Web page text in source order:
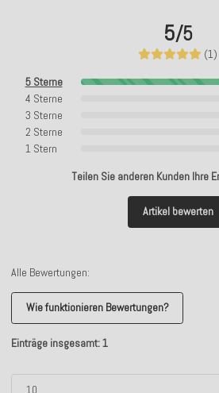
5/5
(1)
5 Sterne
4 Sterne
3 Sterne
2 Sterne
1 Stern
Teilen Sie anderen Kunden Ihre
Artikel bewerten
Alle Bewertungen:
Wie funktionieren Bewertungen?
Einträge insgesamt: 1